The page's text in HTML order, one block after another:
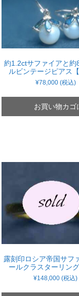
約1.2ctサファイアと約
ルビンテージピアス【
¥78,000 (税込)
お買い物カゴ
露刻印ロシア帝国サフ
ールクラスターリン
¥148,000 (税込)